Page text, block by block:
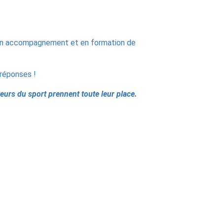
accompagnement et en formation de
!
du sport prennent toute leur place.